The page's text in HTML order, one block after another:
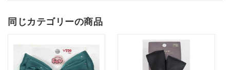
同じカテゴリーの商品